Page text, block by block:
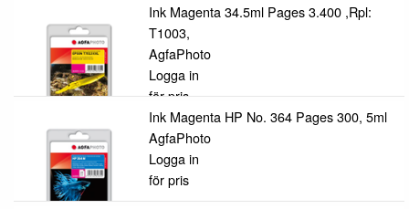
Ink Magenta 34.5ml Pages 3.400 ,Rpl:
T1003,
AgfaPhoto
Logga in
för pris
Ink Magenta HP No. 364 Pages 300, 5ml
AgfaPhoto
Logga in
för pris